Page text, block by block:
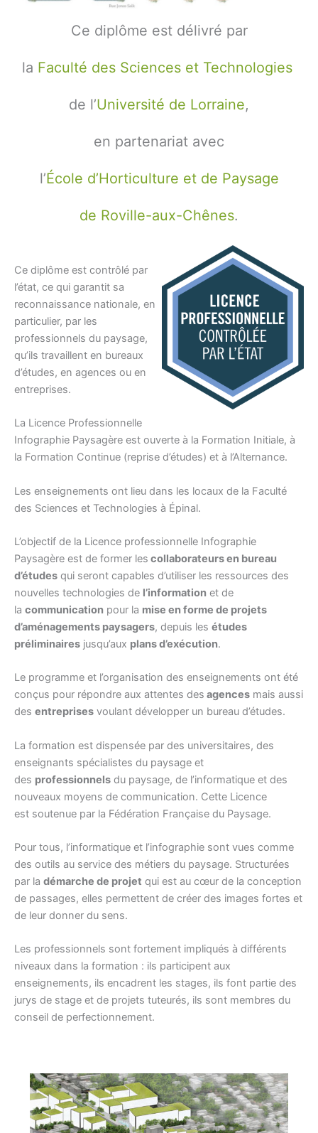
Ce diplôme est délivré par
la Faculté des Sciences et Technologies
de l’Université de Lorraine,
en partenariat avec
l’École d’Horticulture et de Paysage
de Roville-aux-Chênes.
Ce diplôme est contrôlé par
l’état, ce qui garantit sa
reconnaissance nationale, en
particulier, par les
professionnels du paysage,
qu’ils travaillent en bureaux
d’études, en agences ou en
entreprises.
La Licence Professionnelle
Infographie Paysagère est ouverte à la Formation Initiale, à
la Formation Continue (reprise d’études) et à l’Alternance.
Les enseignements ont lieu dans les locaux de la Faculté
des Sciences et Technologies à Épinal.
L’objectif de la Licence professionnelle Infographie
Paysagère est de former les collaborateurs en bureau
d’études qui seront capables d’utiliser les ressources des
nouvelles technologies de l’information et de
la communication pour la mise en forme de projets
d’aménagements paysagers, depuis les études
préliminaires jusqu’aux plans d’exécution.
Le programme et l’organisation des enseignements ont été
conçus pour répondre aux attentes des agences mais aussi
des entreprises voulant développer un bureau d’études.
La formation est dispensée par des universitaires, des
enseignants spécialistes du paysage et
des professionnels du paysage, de l’informatique et des
nouveaux moyens de communication. Cette Licence
est soutenue par la Fédération Française du Paysage.
Pour tous, l’informatique et l’infographie sont vues comme
des outils au service des métiers du paysage. Structurées
par la démarche de projet qui est au cœur de la conception
de passages, elles permettent de créer des images fortes et
de leur donner du sens.
Les professionnels sont fortement impliqués à différents
niveaux dans la formation : ils participent aux
enseignements, ils encadrent les stages, ils font partie des
jurys de stage et de projets tuteurés, ils sont membres du
conseil de perfectionnement.